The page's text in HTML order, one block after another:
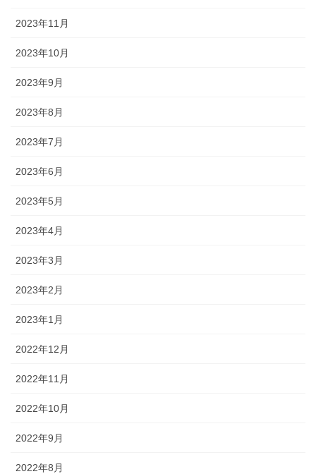
2023年11月
2023年10月
2023年9月
2023年8月
2023年7月
2023年6月
2023年5月
2023年4月
2023年3月
2023年2月
2023年1月
2022年12月
2022年11月
2022年10月
2022年9月
2022年8月